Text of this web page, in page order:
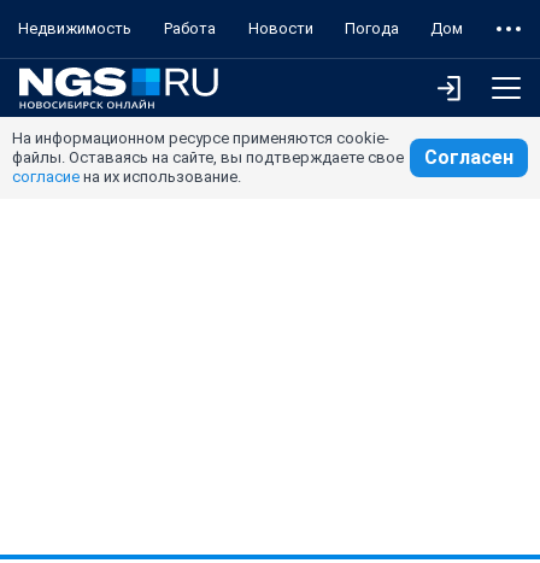
Недвижимость Работа Новости Погода Дом
На информационном ресурсе применяются cookie-
файлы. Оставаясь на сайте, вы подтверждаете свое
согласие на их использование.
Согласен